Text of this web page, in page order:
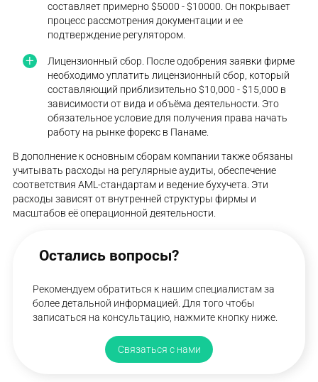
составляет примерно $5000 - $10000. Он покрывает
процесс рассмотрения документации и ее
подтверждение регулятором​.
Лицензионный сбор. После одобрения заявки фирме
необходимо уплатить лицензионный сбор, который
составляющий приблизительно $10,000 - $15,000 в
зависимости от вида и объёма деятельности. Это
обязательное условие для получения права начать
работу на рынке форекс в Панаме.
В дополнение к основным сборам компании также обязаны
учитывать расходы на регулярные аудиты, обеспечение
соответствия AML-стандартам и ведение бухучета. Эти
расходы зависят от внутренней структуры фирмы и
масштабов её операционной деятельности.
Остались вопросы?
Рекомендуем обратиться к нашим специалистам за
более детальной информацией. Для того чтобы
записаться на консультацию, нажмите кнопку ниже.
Связаться с нами